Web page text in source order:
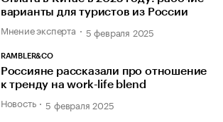
варианты для туристов из России
Мнение эксперта 5 февраля 2025
RAMBLER&CO
Россияне рассказали про отношение
к тренду на work-life blend
Новость 5 февраля 2025